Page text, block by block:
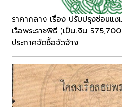
ราคากลาง เรื่อง ปรับปรุงซ่อม
เรือพระราชพิธี (เป็นเงิน
ประกาศจัดซื้อจัดจ้าง